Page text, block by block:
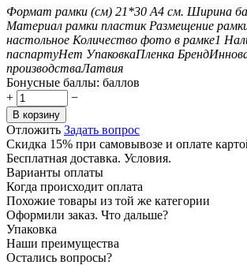
Формат рамки (см) 21*30 А4 см. Ширина
Материал рамки пластик Размещение
настольное Количество фото в рамке1
паспартуНет УпаковкаПленка Бренд
производстваЛатвия
Бонусные баллы: баллов
+
−
В корзину
Отложить Задать вопрос
Скидка 15% при самовывозе и оплате
Бесплатная доставка. Условия.
Варианты оплаты
Когда происходит оплата
Похожие товары из той же категории
Оформили заказ. Что дальше?
Упаковка
Наши преимущества
Остались вопросы?